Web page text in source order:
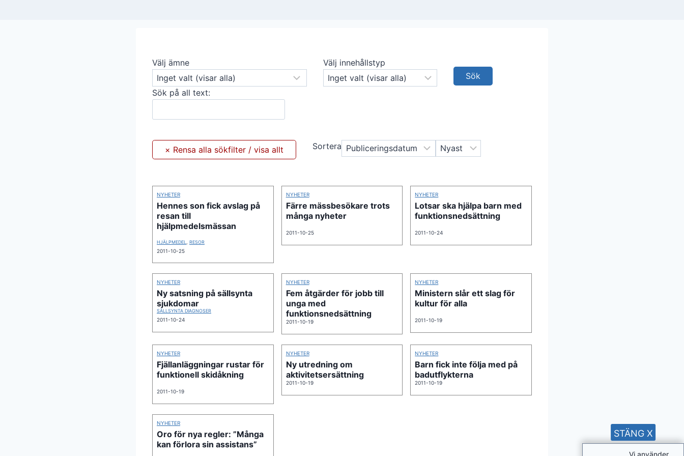
Välj ämne Välj innehållstyp
Sök på all text:
Sortera
NYHETER
Hennes son fick avslag på
resan till
hjälpmedelsmässan
HJÄLPMEDEL RESOR
2011-10-25
NYHETER
Färre mässbesökare trots
många nyheter
2011-10-25
NYHETER
Lotsar ska hjälpa barn med
funktionsnedsättning
2011-10-24
NYHETER
Ny satsning på sällsynta
sjukdomar
SÄLLSYNTA DIAGNOSER
2011-10-24
NYHETER
Fem åtgärder för jobb till
unga med
funktionsnedsättning
2011-10-19
NYHETER
Ministern slår ett slag för
kultur för alla
2011-10-19
NYHETER
Fjällanläggningar rustar för
funktionell skidåkning
2011-10-19
NYHETER
Ny utredning om
aktivitetsersättning
2011-10-19
NYHETER
Barn fick inte följa med på
badutflykterna
2011-10-19
NYHETER
Oro för nya regler: ”Många
kan förlora sin assistans”
Vi använder
STÄNG X